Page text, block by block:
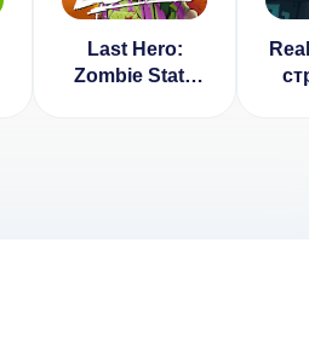
Last Hero:
Zombie State